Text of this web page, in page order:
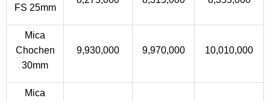
FS 25mm
Mica
Chochen
30mm
9,930,000 9,970,000 10,010,000
Mica